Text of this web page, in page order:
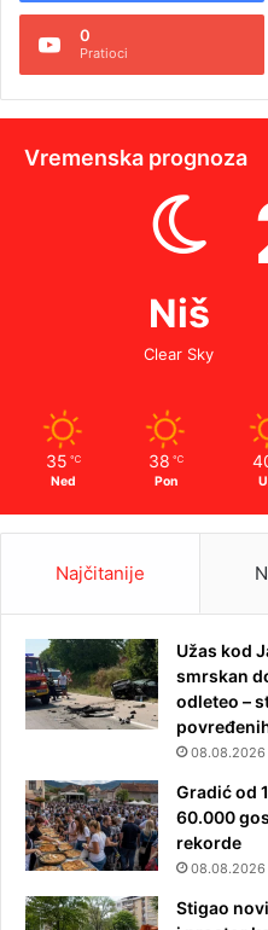
0
Pratioci
Vremenska prognoza
Niš
Clear Sky
35 ℃
Ned
38 ℃
Pon
Najčitanije
Užas kod
smrskan
odleteo –
08.08.2026
Gradić od
60.000
rekorde
08.08.2026
Stigao